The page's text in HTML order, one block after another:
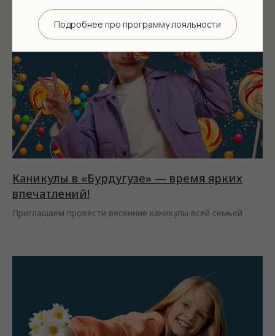
Каникулы в «Бурдугузе» — время ярких
впечатлений!
Приглашаем провести весенние каникулы всей семьёй
Подробнее про программу лояльности